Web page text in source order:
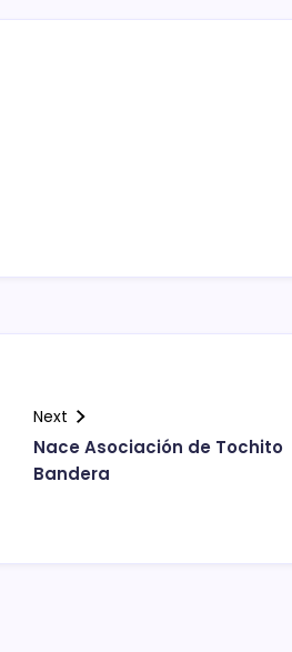
Next
Nace Asociación de Tochito
Bandera